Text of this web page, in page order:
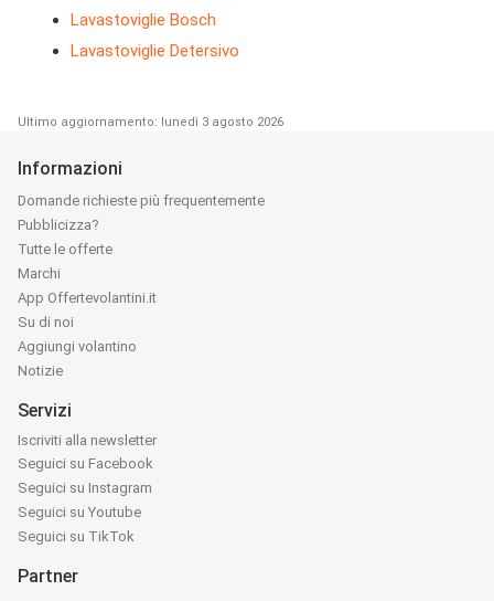
Lavastoviglie Bosch
Lavastoviglie Detersivo
Ultimo aggiornamento: lunedì 3 agosto 2026
Informazioni
Domande richieste più frequentemente
Pubblicizza?
Tutte le offerte
Marchi
App Offertevolantini.it
Su di noi
Aggiungi volantino
Notizie
Servizi
Iscriviti alla newsletter
Seguici su Facebook
Seguici su Instagram
Seguici su Youtube
Seguici su TikTok
Partner